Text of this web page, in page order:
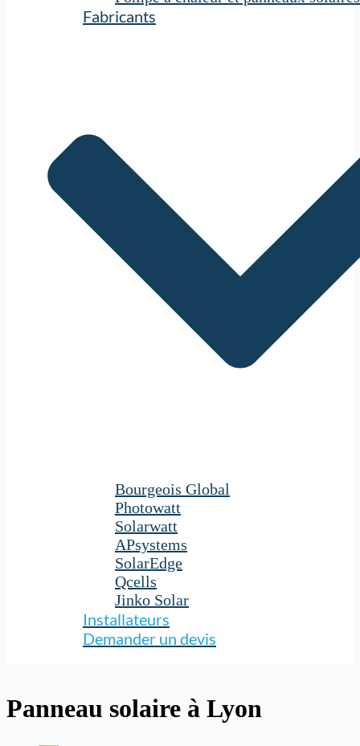
Fabricants
Bourgeois Global
Photowatt
Solarwatt
APsystems
SolarEdge
Qcells
Jinko Solar
Installateurs
Demander un devis
Panneau solaire à Lyon